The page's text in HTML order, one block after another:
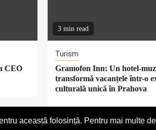
această folosință. Pentru mai multe
CEO
3 min read
Turism
Gramofon Inn: Un hotel-
transformă vacanțele într-o
culturală unică în Prahova